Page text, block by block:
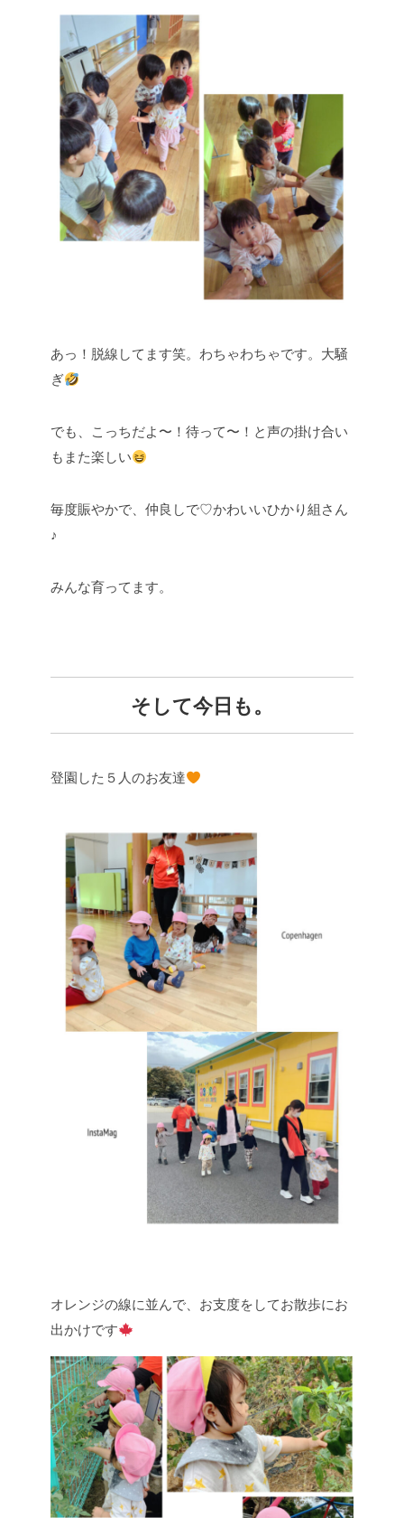
あっ！脱線してます笑。わちゃわちゃです。大騒
ぎ
でも、こっちだよ〜！待って〜！と声の掛け合い
もまた楽しい
毎度賑やかで、仲良しで♡かわいいひかり組さん
♪
みんな育ってます。
そして今日も。
登園した５人のお友達
オレンジの線に並んで、お支度をしてお散歩にお
出かけです